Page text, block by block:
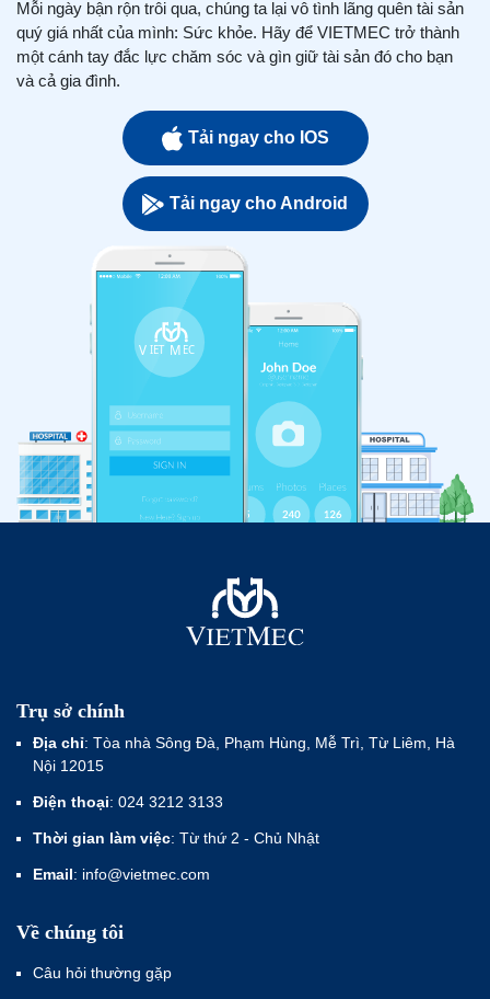
Mỗi ngày bận rộn trôi qua, chúng ta lại vô tình lãng quên tài sản
quý giá nhất của mình: Sức khỏe. Hãy để VIETMEC trở thành
một cánh tay đắc lực chăm sóc và gìn giữ tài sản đó cho bạn
và cả gia đình.
Tải ngay cho IOS
Tải ngay cho Android
Trụ sở chính
Địa chỉ: Tòa nhà Sông Đà, Phạm Hùng, Mễ Trì, Từ Liêm, Hà
Nội 12015
Điện thoại: 024 3212 3133
Thời gian làm việc: Từ thứ 2 - Chủ Nhật
Email: info@vietmec.com
Về chúng tôi
Câu hỏi thường gặp